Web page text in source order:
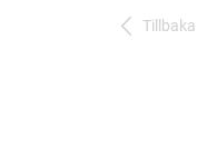
Tillbaka